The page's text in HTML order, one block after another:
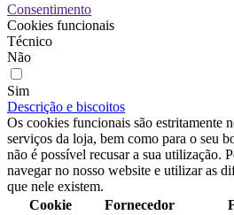
Consentimento
Cookies funcionais
Técnico
Não
Sim
Descrição e biscoitos
Os cookies funcionais são estritamente
serviços da loja, bem como para o seu
não é possível recusar a sua utilização.
navegar no nosso website e utilizar as
que nele existem.
Cookie
Fornecedor